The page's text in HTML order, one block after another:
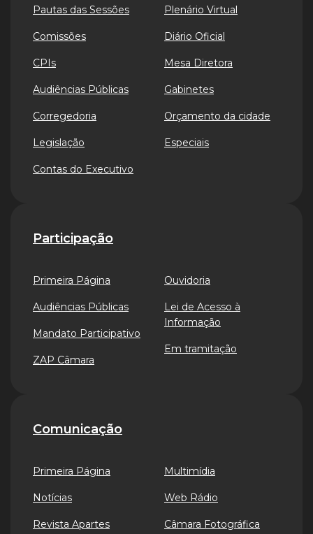
Pautas das Sessões
Comissões
CPIs
Audiências Públicas
Corregedoria
Legislação
Contas do Executivo
Plenário Virtual
Diário Oficial
Mesa Diretora
Gabinetes
Orçamento da cidade
Especiais
Participação
Primeira Página
Audiências Públicas
Mandato Participativo
ZAP Câmara
Ouvidoria
Lei de Acesso à
Informação
Em tramitação
Comunicação
Primeira Página
Notícias
Revista Apartes
Multimídia
Web Rádio
Câmara Fotográfica